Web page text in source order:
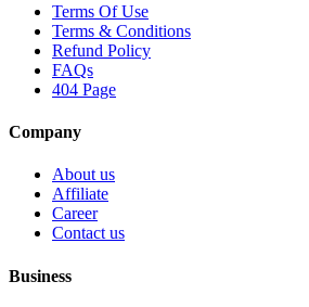
Terms Of Use
Terms & Conditions
Refund Policy
FAQs
404 Page
Company
About us
Affiliate
Career
Contact us
Business